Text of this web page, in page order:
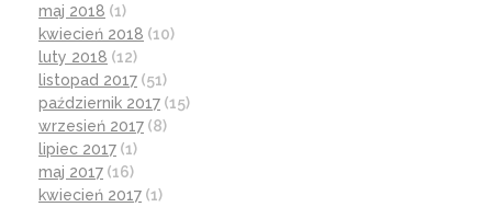
maj 2018 (1)
kwiecień 2018 (10)
luty 2018 (12)
listopad 2017 (51)
październik 2017 (15)
wrzesień 2017 (8)
lipiec 2017 (1)
maj 2017 (16)
kwiecień 2017 (1)